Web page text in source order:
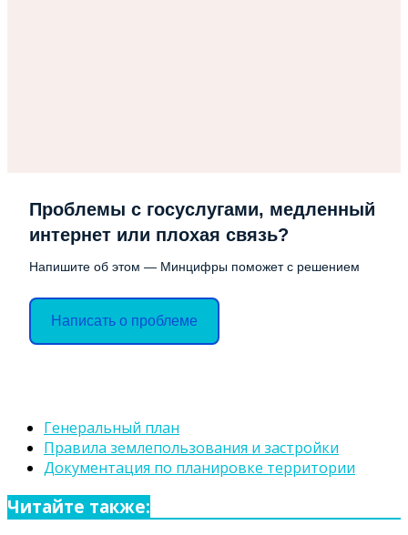
Проблемы с госуслугами, медленный
интернет или плохая связь?
Напишите об этом — Минцифры поможет с решением
Написать о проблеме
Генеральный план
Правила землепользования и застройки
Документация по планировке территории
Читайте также: